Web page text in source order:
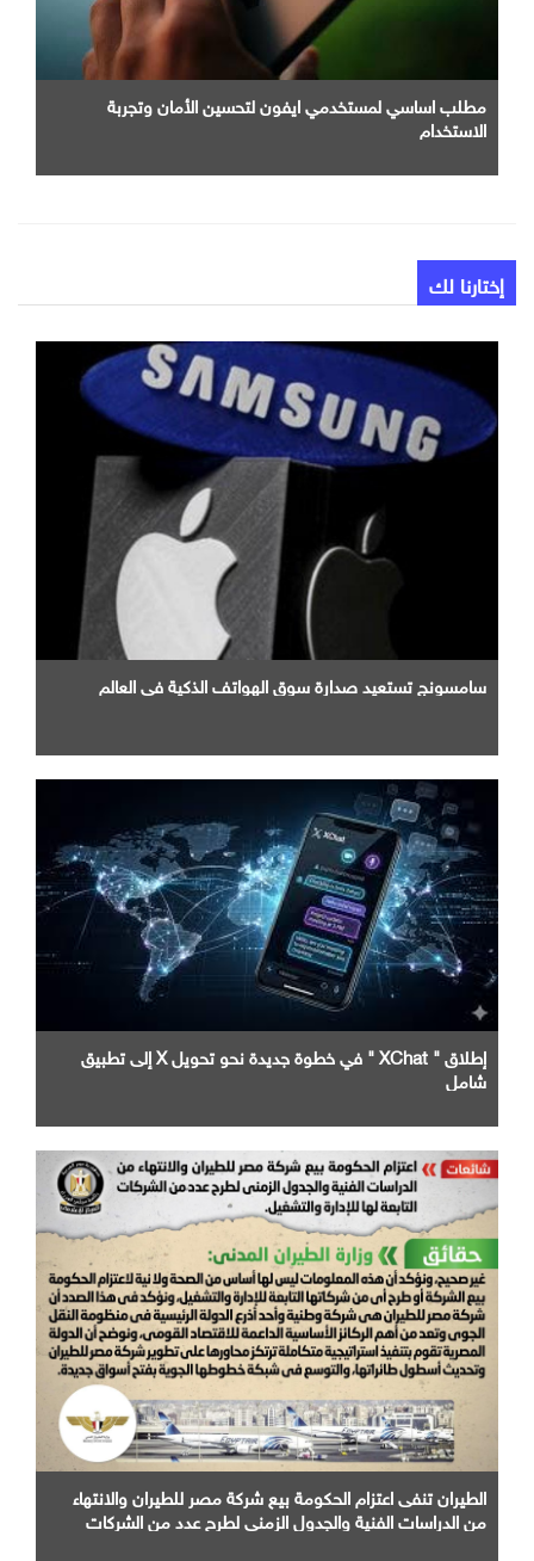
مطلب اساسي لمستخدمي ايفون لتحسين الأمان وتجربة
الاستخدام
إختارنا لك
سامسونج تستعيد صدارة سوق الهواتف الذكية في العالم
إطلاق " XChat " في خطوة جديدة نحو تحويل X إلى تطبيق
شامل
الطيران تنفى اعتزام الحكومة بيع شركة مصر للطيران والانتهاء
من الدراسات الفنية والجدول الزمني لطرح عدد من الشركات